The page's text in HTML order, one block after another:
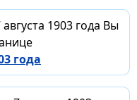
1903 года Вы
года